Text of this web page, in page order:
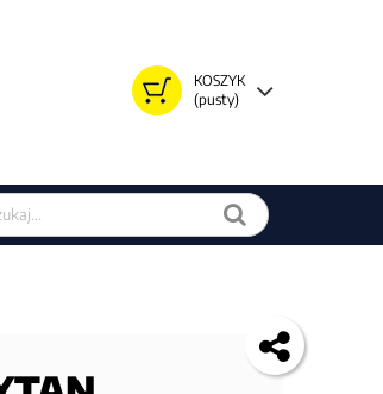
KOSZYK
(pusty)
w sklepie